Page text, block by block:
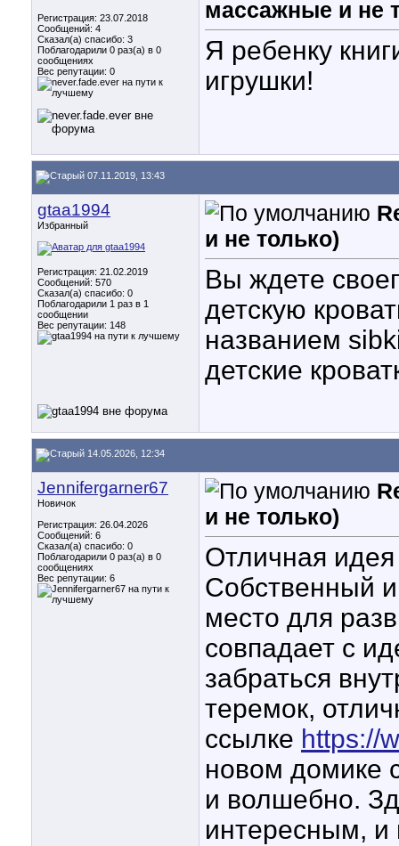
Регистрация: 23.07.2018
Сообщений: 4
Сказал(а) спасибо: 3
Поблагодарили 0 раз(а) в 0
сообщениях
Вес репутации: 0
массажные и не
Я ребенку
игрушки!
07.11.2019, 13:43
gtaa1994
Избранный
Регистрация: 21.02.2019
Сообщений: 570
Сказал(а) спасибо: 0
Поблагодарили 1 раз в 1
сообщении
Вес репутации: 148
и не только)
Вы ждете
детскую
названием
детские
14.05.2026, 12:34
Jennifergarner67
Новичок
Регистрация: 26.04.2026
Сообщений: 6
Сказал(а) спасибо: 0
Поблагодарили 0 раз(а) в 0
сообщениях
Вес репутации: 6
и не только)
Отличная
Собственный
место для
совпадает с
забраться
теремок,
ссылке https://
новом домике
и волшебно.
интересным, и